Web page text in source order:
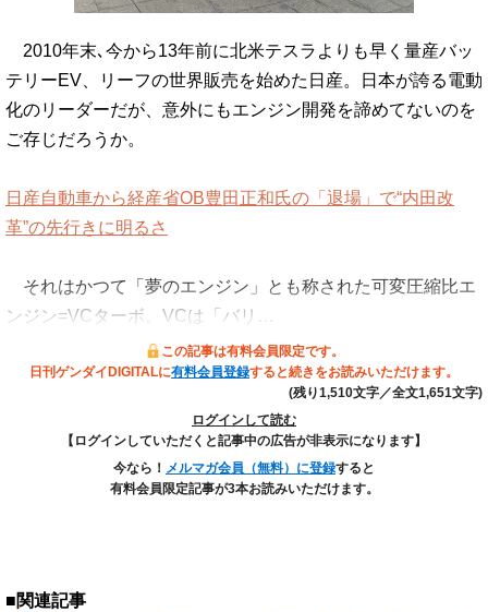
2010年末､今から13年前に北米テスラよりも早く量産バッ
テリーEV、リーフの世界販売を始めた日産。日本が誇る電動
化のリーダーだが、意外にもエンジン開発を諦めてないのを
ご存じだろうか。
日産自動車から経産省OB豊田正和氏の「退場」で“内田改
革”の先行きに明るさ
それはかつて「夢のエンジン」とも称された可変圧縮比エ
ンジン=VCターボ。VCは「バリ…
この記事は有料会員限定です。
日刊ゲンダイDIGITALに有料会員登録すると続きをお読みいただけます。
(残り1,510文字／全文1,651文字)
ログインして読む
【ログインしていただくと記事中の広告が非表示になります】
今なら！ メルマガ会員（無料）に登録すると
有料会員限定記事が3本お読みいただけます。
■関連記事